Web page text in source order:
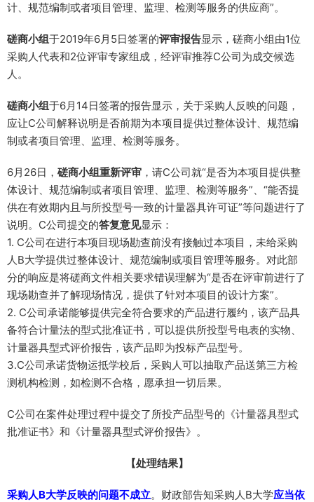
计、规范编制或者项目管理、监理、检测等服务的供应商”。
磋商小组于2019年6月5日签署的评审报告显示，磋商小组由1位
采购人代表和2位评审专家组成，经评审推荐C公司为成交候选
人。
磋商小组于6月14日签署的报告显示，关于采购人反映的问题，
应让C公司解释说明是否前期为本项目提供过整体设计、规范编
制或者项目管理、监理、检测等服务。
6月26日， 磋商小组重新评审 ，请C公司就“是否为本项目提供整
体设计、规范编制或者项目管理、监理、检测等服务”、“能否提
供在有效期内且与所投型号一致的计量器具许可证”等问题进行了
说明。C公司提交的答复意见显示：
1. C公司在进行本项目现场勘查前没有接触过本项目，未给采购
人B大学提供过整体设计、规范编制或项目管理等服务。对此部
分的响应是将磋商文件相关要求错误理解为“是否在评审前进行了
现场勘查并了解现场情况，提供了针对本项目的设计方案”。
2. C公司承诺能够提供完全符合要求的产品进行履约，该产品具
备符合计量法的型式批准证书，可以提供所投型号电表的实物、
计量器具型式评价报告，该产品即为投标产品型号。
3.C公司承诺货物运抵学校后，采购人可以抽取产品送第三方检
测机构检测，如检测不合格，愿承担一切后果。
C公司在案件处理过程中提交了所投产品型号的《计量器具型式
批准证书》和《计量器具型式评价报告》。
【处理结果】
采购人B大学反映的问题不成立。财政部告知采购人B大学应当依